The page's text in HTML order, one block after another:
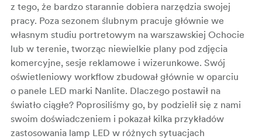
z tego, że bardzo starannie dobiera narzędzia swojej
pracy. Poza sezonem ślubnym pracuje głównie we
własnym studiu portretowym na warszawskiej Ochocie
lub w terenie, tworząc niewielkie plany pod zdjęcia
komercyjne, sesje reklamowe i wizerunkowe. Swój
oświetleniowy workflow zbudował głównie w oparciu
o panele LED marki Nanlite. Dlaczego postawił na
światło ciągłe? Poprosiliśmy go, by podzielił się z nami
swoim doświadczeniem i pokazał kilka przykładów
zastosowania lamp LED w różnych sytuacjach